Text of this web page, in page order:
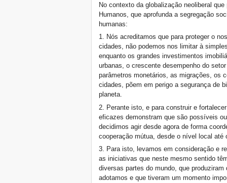
No contexto da globalização neoliberal
Humanos, que aprofunda a segregação
humanas:
1. Nós acreditamos que para proteger o
cidades, não podemos nos limitar à
enquanto os grandes investimentos
urbanas, o crescente desempenho do
parâmetros monetários, as migrações, os
cidades, põem em perigo a segurança de
planeta.
2. Perante isto, e para construir e
eficazes demonstram que são possíveis
decidimos agir desde agora de forma
cooperação mútua, desde o nível local até
3. Para isto, levamos em consideração e
as iniciativas que neste mesmo sentido
diversas partes do mundo, que
adotamos e que tiveram um momento